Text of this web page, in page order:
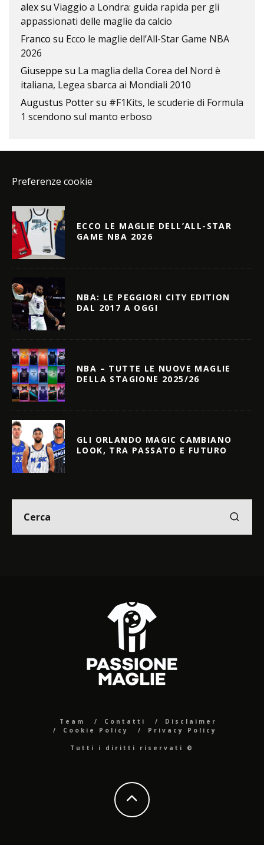
alexsu Viaggio a Londra: guida rapida per gli
appassionati delle maglie da calcio
Franco su Ecco le maglie dell’All-Star Game NBA
2026
Giuseppe su La maglia della Corea del Nord è
italiana, Legea sbarca ai Mondiali 2010
Augustus Pottersu #F1Kits, le scuderie di Formula
1 scendono sul manto erboso
Preferenze cookie
ECCO LE MAGLIE DELL’ALL-STAR
GAME NBA 2026
NBA: LE PEGGIORI CITY EDITION
DAL 2017 A OGGI
NBA – TUTTE LE NUOVE MAGLIE
DELLA STAGIONE 2025/26
GLI ORLANDO MAGIC CAMBIANO
LOOK, TRA PASSATO E FUTURO
Team Contatti
Disclaimer
Cookie Policy
Privacy Policy
Tutti i diritti riservati ©